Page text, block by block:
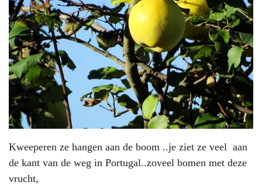
Kweeperen ze hangen aan de boom ..je ziet ze veel aan
de kant van de weg in Portugal..zoveel bomen met deze
vrucht,